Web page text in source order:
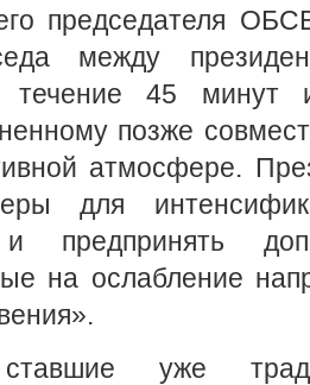
председателя
между
течение 45 минут
позже
атмосфере.
для
предпринять
на ослабление
уже